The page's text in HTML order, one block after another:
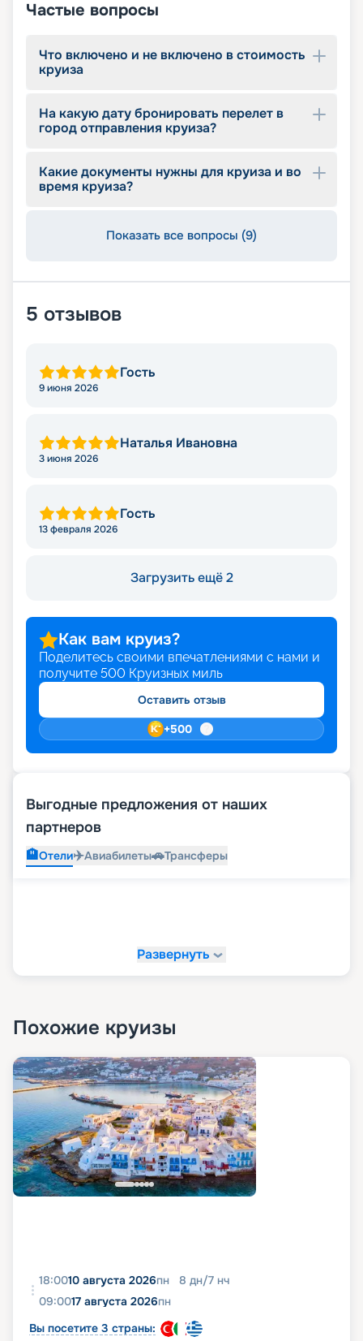
Частые вопросы
Что включено и не включено в стоимость
круиза
На какую дату бронировать перелет в
город отправления круиза?
Какие документы нужны для круиза и во
время круиза?
Показать все вопросы (9)
5 отзывов
Гость
9 июня 2026
Наталья Ивановна
3 июня 2026
Гость
13 февраля 2026
Загрузить ещё 2
Как вам круиз?
Поделитесь своими впечатлениями с нами и
получите 500 Круизных миль
Оставить отзыв
+500
Выгодные предложения от наших
партнеров
🏨Отели✈️Авиабилеты🚗Трансферы
Развернуть
Похожие круизы
18:0010 августа 2026пн 8 дн/7 нч
09:0017 августа 2026пн
Вы посетите 3 страны: